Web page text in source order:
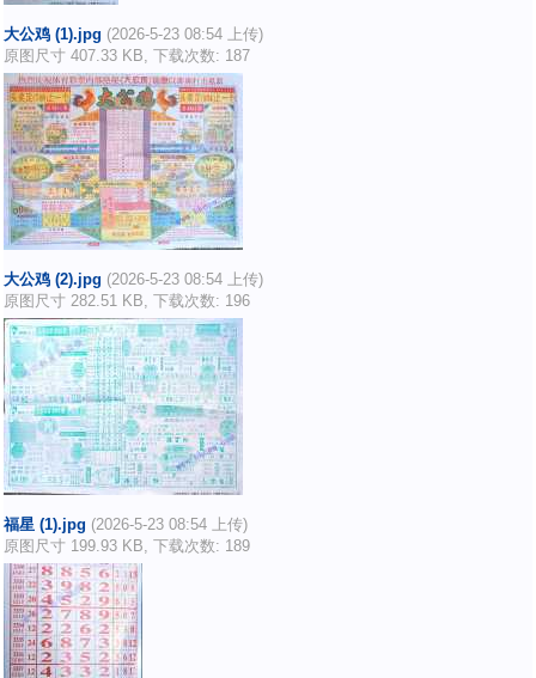
大公鸡 (1).jpg (2026-5-23 08:54 上传)
原图尺寸 407.33 KB, 下载次数: 187
大公鸡 (2).jpg (2026-5-23 08:54 上传)
原图尺寸 282.51 KB, 下载次数: 196
福星 (1).jpg (2026-5-23 08:54 上传)
原图尺寸 199.93 KB, 下载次数: 189